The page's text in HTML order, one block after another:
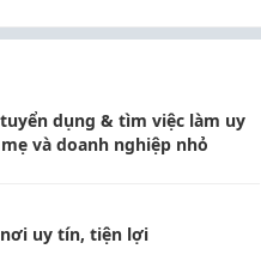
dụng & tìm việc làm uy
và doanh nghiệp nhỏ
uy tín, tiện lợi